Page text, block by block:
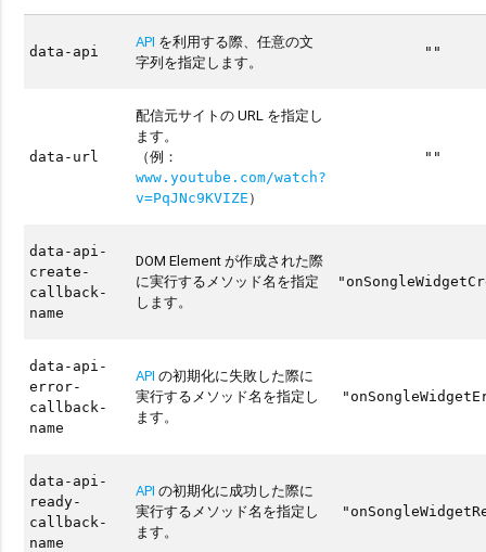
data-api
API を利用する際、任意の文
字列を指定します。
""
data-url
配信元サイトの URL を指定し
ます。
（例：
www.youtube.com/watch?
v=PqJNc9KVIZE ）
""
data-api-
create-
callback-
name
DOM Element が作成された際
に実行するメソッド名を指定
します。
data-api-
error-
callback-
name
API の初期化に失敗した際に
実行するメソッド名を指定し
ます。
data-api-
ready-
callback-
name
API の初期化に成功した際に
実行するメソッド名を指定し
ます。